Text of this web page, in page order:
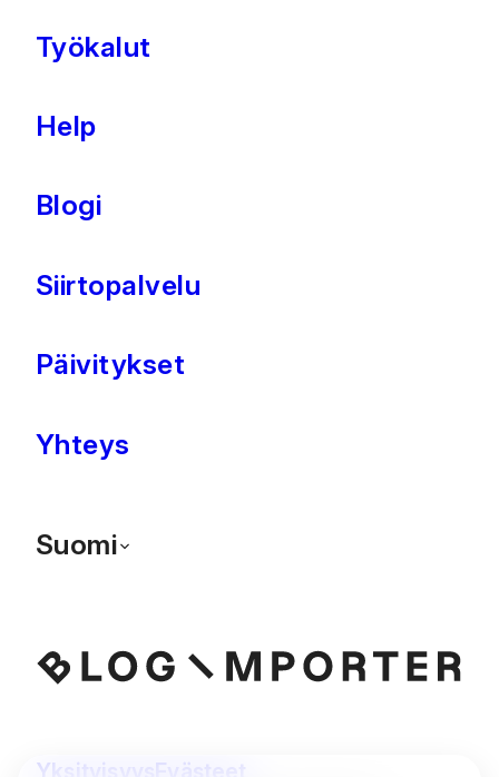
Työkalut
Help
Blogi
Siirtopalvelu
Päivitykset
Yhteys
Suomi
Yksityisyys